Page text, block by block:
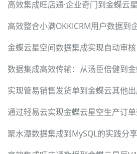
高效集成旺店通·企业奇门到金蝶云
高效整合小满OKKICRM用户数据到
金蝶云星空间数据集成实现自动审核
数据集成高效传输：从汤臣倍健到
实现管易销售发货单到金蝶云其他
通过轻易云实现金蝶云星空生产订
聚水潭数据集成到MySQL的实践分享